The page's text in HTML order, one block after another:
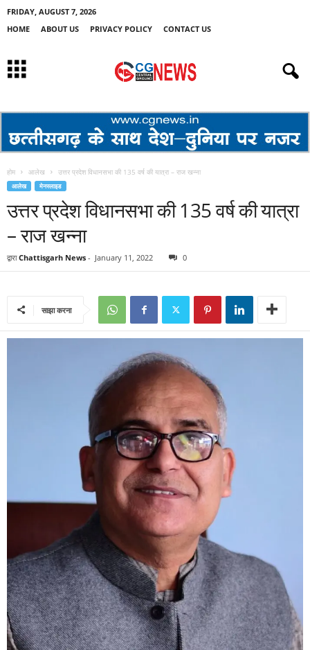
FRIDAY, AUGUST 7, 2026
HOME
ABOUT US PRIVACY POLICY CONTACT US
होम आलेख उत्तर प्रदेश विधानसभा की 135 वर्ष की यात्रा – राज खन्ना
आलेख मेनस्लाइड
उत्तर प्रदेश विधानसभा की 135 वर्ष की यात्रा
– राज खन्ना
द्वारा Chattisgarh News - January 11, 2022 0
साझा करना